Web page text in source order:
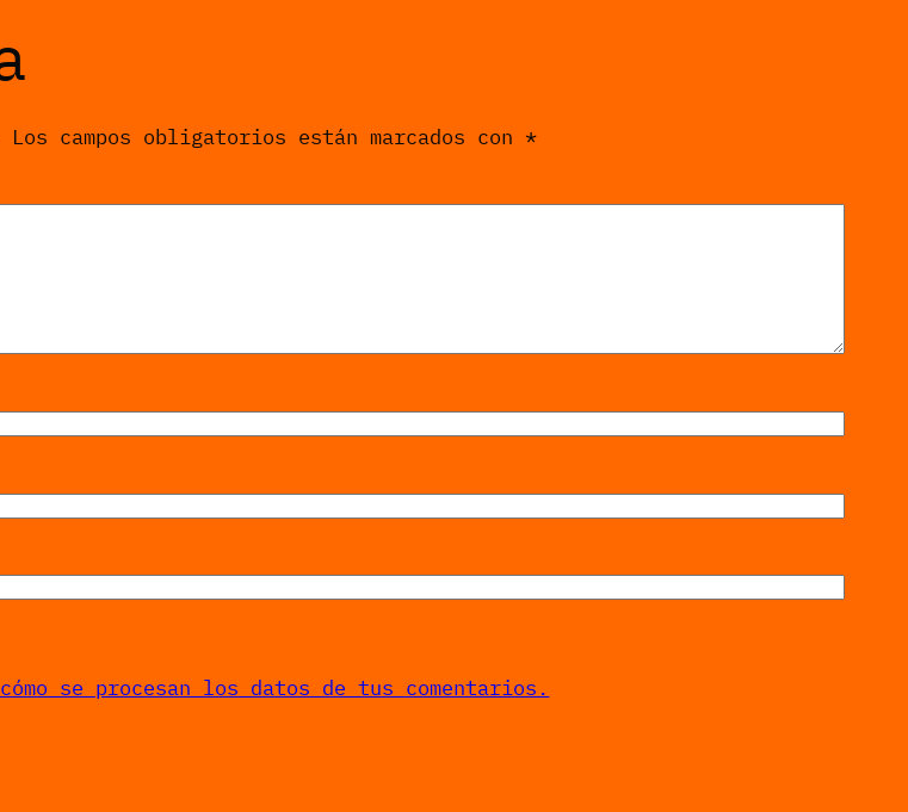
Los campos obligatorios están marcados con*
cómo se procesan los datos de tus comentarios.